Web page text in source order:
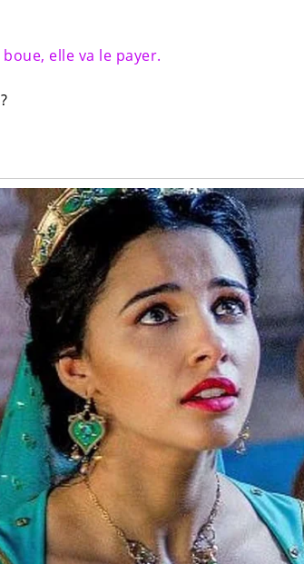
elle va le payer.